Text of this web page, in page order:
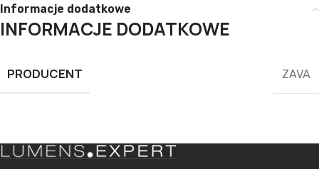
Informacje dodatkowe
INFORMACJE DODATKOWE
PRODUCENT ZAVA